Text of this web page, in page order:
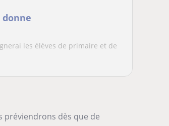
les élèves de primaire et de
préviendrons dès que de